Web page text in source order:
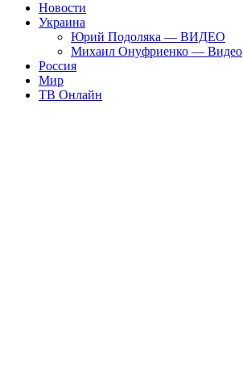
Новости
Украина
Юрий Подоляка — ВИДЕО
Михаил Онуфриенко — Видео
Россия
Мир
ТВ Онлайн